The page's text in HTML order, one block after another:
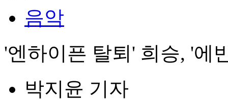
음악
'엔하이픈 탈퇴' 희승, '에
박지윤 기자